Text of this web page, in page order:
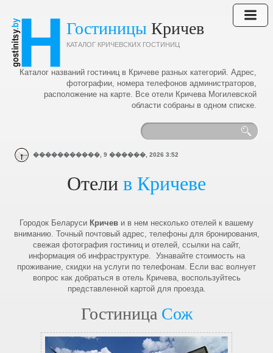
Гостиницы Кричев
КАТАЛОГ КРИЧЕВСКИХ ГОСТИНИЦ
Каталог названий гостиниц в Кричеве разных категорий. Адрес,
фотографии, номера телефонов администраторов,
расположение на карте. Все отели Кричева Могилевской
области собраны в одном списке.
�����������, 9 ������, 2026 3:52
Отели в Кричеве
Городок Беларуси Кричев и в нем несколько отелей к вашему
вниманию. Точный почтовый адрес, телефоны для бронирования,
свежая фотография гостиниц и отелей, ссылки на сайт,
информация об инфраструктуре. Узнавайте стоимость на
проживание, скидки на услуги по телефонам. Если вас волнует
вопрос как добраться в отель Кричева, воспользуйтесь
представленной картой для проезда.
Гостиница Сож